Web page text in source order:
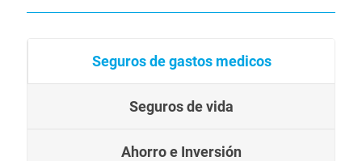
Seguros de gastos medicos
Seguros de vida
Ahorro e Inversión